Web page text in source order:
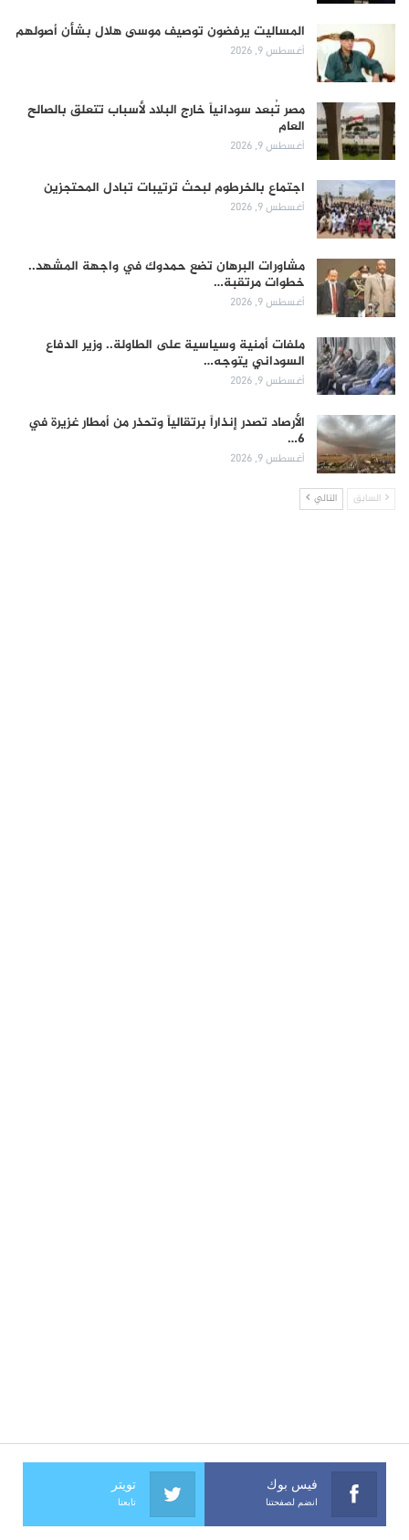
المساليت يرفضون توصيف موسى هلال بشأن أصولهم
أغسطس 9, 2026
مصر تُبعد سودانياً خارج البلاد لأسباب تتعلق بالصالح
العام
أغسطس 9, 2026
اجتماع بالخرطوم لبحث ترتيبات تبادل المحتجزين
أغسطس 9, 2026
مشاورات البرهان تضع حمدوك في واجهة المشهد..
خطوات مرتقبة…
أغسطس 9, 2026
ملفات أمنية وسياسية على الطاولة.. وزير الدفاع
السوداني يتوجه…
أغسطس 9, 2026
الأرصاد تصدر إنذاراً برتقالياً وتحذر من أمطار غزيرة في
6…
أغسطس 9, 2026
السابق التالي
فيس بوك
انضم لصفحتنا
تويتر
تابعنا